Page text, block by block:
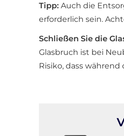
Tipp: Auch die
erforderlich sein.
Schließen Sie die
Glasbruch ist bei
Risiko, dass